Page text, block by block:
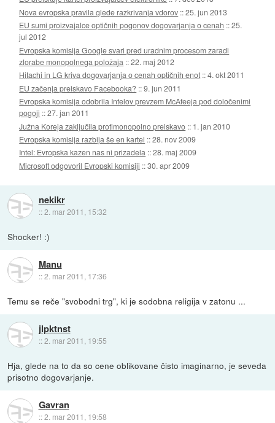
Nova evropska pravila glede razkrivanja vdorov ::25. jun 2013
EU sumi proizvajalce optičnih pogonov dogovarjanja o cenah ::25.
jul 2012
Evropska komisija Google svari pred uradnim procesom zaradi
zlorabe monopolnega položaja ::22. maj 2012
Hitachi in LG kriva dogovarjanja o cenah optičnih enot ::4. okt 2011
EU začenja preiskavo Facebooka? ::9. jun 2011
Evropska komisija odobrila Intelov prevzem McAfeeja pod določenimi
pogoji ::27. jan 2011
Južna Koreja zaključila protimonopolno preiskavo :: 1. jan 2010
Evropska komisija razbija še en kartel ::28. nov 2009
Intel: Evropska kazen nas ni prizadela ::28. maj 2009
Microsoft odgovoril Evropski komisiji ::30. apr 2009
nekikr
::2. mar 2011, 15:32
Shocker! :)
Manu
::2. mar 2011, 17:36
Temu se reče "svobodni trg", ki je sodobna religija v zatonu ...
jlpktnst
::2. mar 2011, 19:55
Hja, glede na to da so cene oblikovane čisto imaginarno, je seveda
prisotno dogovarjanje.
Gavran
::2. mar 2011, 19:58